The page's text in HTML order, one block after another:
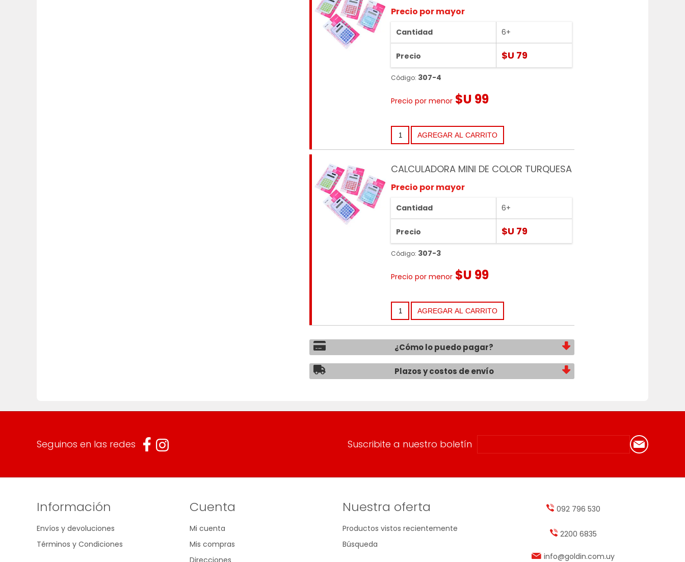
Precio por mayor
Cantidad 6+
Precio $U 79
Código: 307-4
Precio por menor $U 99
CALCULADORA MINI DE COLOR TURQUESA
Precio por mayor
Cantidad 6+
Precio $U 79
Código: 307-3
Precio por menor $U 99
¿Cómo lo puedo pagar?
Plazos y costos de envío
Seguinos en las redes Suscribite a nuestro boletín
Información
Envíos y devoluciones
Términos y Condiciones
Cuenta
Mi cuenta
Mis compras
Direcciones
Nuestra oferta
Productos vistos recientemente
Búsqueda
092 796 530
2200 6835
info@goldin.com.uy